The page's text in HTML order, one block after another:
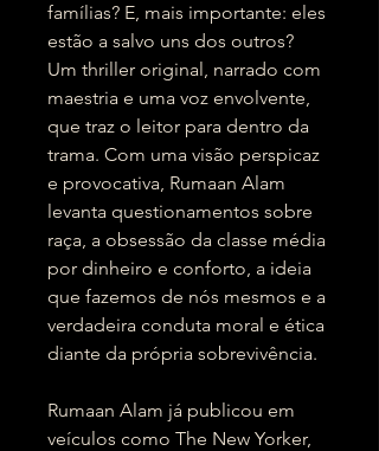
famílias? E, mais importante: eles
estão a salvo uns dos outros?
Um thriller original, narrado com
maestria e uma voz envolvente,
que traz o leitor para dentro da
trama. Com uma visão perspicaz
e provocativa, Rumaan Alam
levanta questionamentos sobre
raça, a obsessão da classe média
por dinheiro e conforto, a ideia
que fazemos de nós mesmos e a
verdadeira conduta moral e ética
diante da própria sobrevivência.
Rumaan Alam já publicou em
veículos como The New Yorker,